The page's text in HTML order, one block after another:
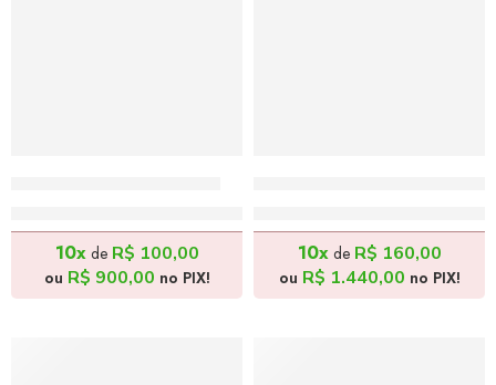
10xde R$ 100,00
ou R$ 900,00 no PIX!
10xde R$ 160,00
ou R$ 1.440,00 no PIX!